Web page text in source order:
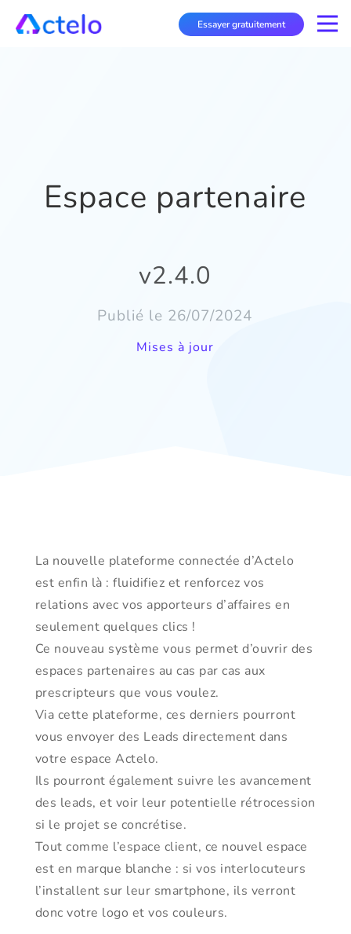
Essayer gratuitement
Espace partenaire
v2.4.0
Publié le 26/07/2024
Mises à jour
La nouvelle plateforme connectée d’Actelo
est enfin là : fluidifiez et renforcez vos
relations avec vos apporteurs d’affaires en
seulement quelques clics !
Ce nouveau système vous permet d’ouvrir des
espaces partenaires au cas par cas aux
prescripteurs que vous voulez.
Via cette plateforme, ces derniers pourront
vous envoyer des Leads directement dans
votre espace Actelo.
Ils pourront également suivre les avancement
des leads, et voir leur potentielle rétrocession
si le projet se concrétise.
Tout comme l’espace client, ce nouvel espace
est en marque blanche : si vos interlocuteurs
l’installent sur leur smartphone, ils verront
donc votre logo et vos couleurs.